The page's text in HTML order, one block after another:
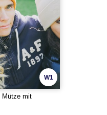
W1
Mütze mit